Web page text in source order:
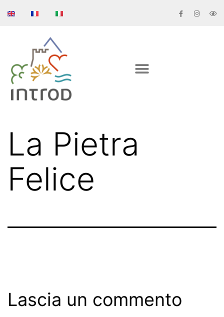
La Pietra
Felice
Lascia un commento